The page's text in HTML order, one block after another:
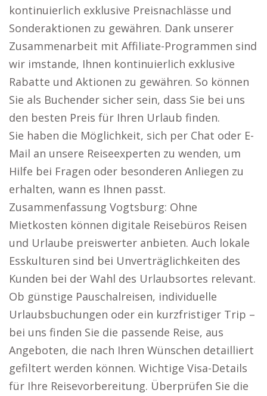
kontinuierlich exklusive Preisnachlässe und
Sonderaktionen zu gewähren. Dank unserer
Zusammenarbeit mit Affiliate-Programmen sind
wir imstande, Ihnen kontinuierlich exklusive
Rabatte und Aktionen zu gewähren. So können
Sie als Buchender sicher sein, dass Sie bei uns
den besten Preis für Ihren Urlaub finden.
Sie haben die Möglichkeit, sich per Chat oder E-
Mail an unsere Reiseexperten zu wenden, um
Hilfe bei Fragen oder besonderen Anliegen zu
erhalten, wann es Ihnen passt.
Zusammenfassung Vogtsburg: Ohne
Mietkosten können digitale Reisebüros Reisen
und Urlaube preiswerter anbieten. Auch lokale
Esskulturen sind bei Unverträglichkeiten des
Kunden bei der Wahl des Urlaubsortes relevant.
Ob günstige Pauschalreisen, individuelle
Urlaubsbuchungen oder ein kurzfristiger Trip –
bei uns finden Sie die passende Reise, aus
Angeboten, die nach Ihren Wünschen detailliert
gefiltert werden können. Wichtige Visa-Details
für Ihre Reisevorbereitung. Überprüfen Sie die